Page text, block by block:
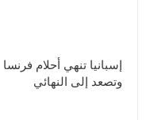
إسبانيا تنهي أحلام فرنسا
وتصعد إلى النهائي